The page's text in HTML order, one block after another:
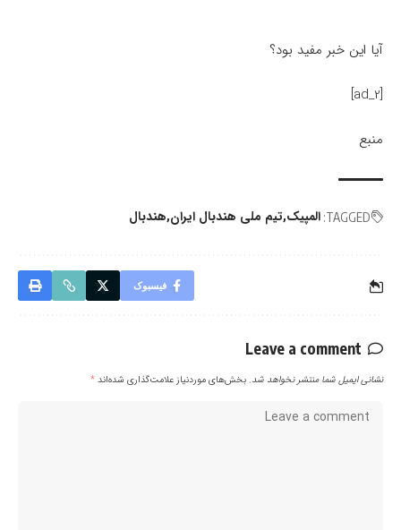
آیا این خبر مفید بود؟
[ad_2]
منبع
TAGGED: المپیک تیم ملی هندبال ایران هندبال
فیسبوک
Leave a comment
نشانی ایمیل شما منتشر نخواهد شد. بخش‌های موردنیاز علامت‌گذاری شده‌اند*